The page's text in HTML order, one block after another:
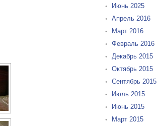
Июнь 2025
Апрель 2016
Март 2016
Февраль 2016
Декабрь 2015
Октябрь 2015
Сентябрь 2015
Июль 2015
Июнь 2015
Март 2015